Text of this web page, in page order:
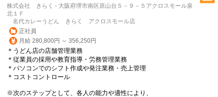
株式会社 きらく - 大阪府堺市南区原山台５－９－５アクロスモール泉
北１Ｆ
名代カレーうどん きらく アクロスモール店
正社員
月給 280,800円 ～ 356,250円
＊うどん店の店舗管理業務
＊従業員の採用や教育指導・労務管理業務
＊パソコンでのシフト作成や発注業務・売上管理
＊コストコントロール
※次のステップとして、各人の能力や適性により、